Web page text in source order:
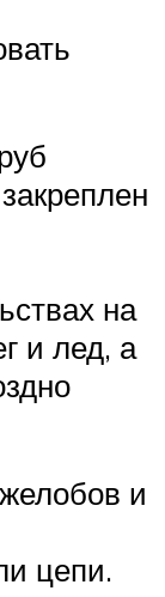
на
и лед, а
и
цепи.